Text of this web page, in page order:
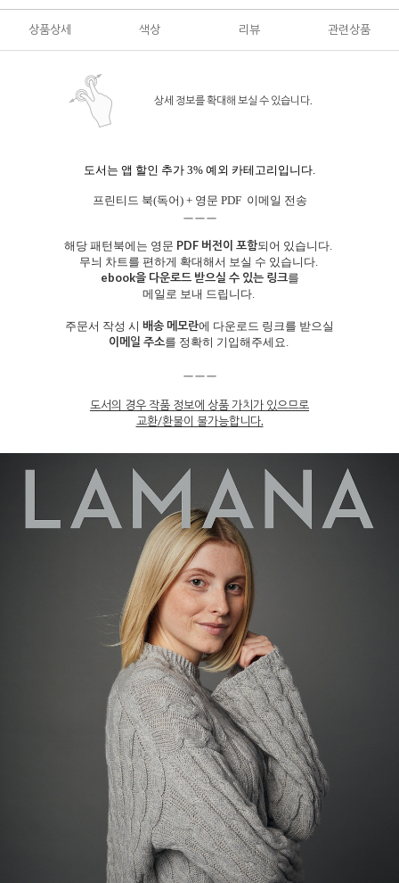
상품상세 색상 리뷰 관련상품
상세 정보를 확대해 보실 수 있습니다.
도서는 앱 할인 추가 3% 예외 카테고리입니다.
프린티드 북(독어) + 영문 PDF 이메일 전송
ㅡㅡㅡ
해당 패턴북에는 영문 PDF 버전이 포함되어 있습니다.
무늬 차트를 편하게 확대해서 보실 수 있습니다.
ebook을 다운로드 받으실 수 있는 링크를
메일로 보내 드립니다.
주문서 작성 시 배송 메모란에 다운로드 링크를 받으실
이메일 주소를 정확히 기입해주세요.
ㅡㅡㅡ
도서의 경우 작품 정보에 상품 가치가 있으므로
교환/환불이 불가능합니다.